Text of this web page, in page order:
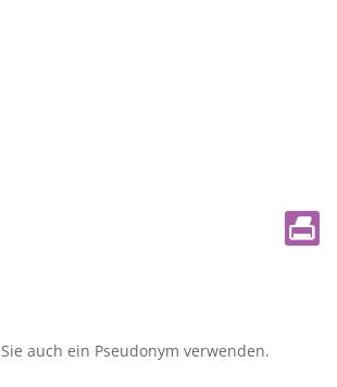
auch ein Pseudonym verwenden.